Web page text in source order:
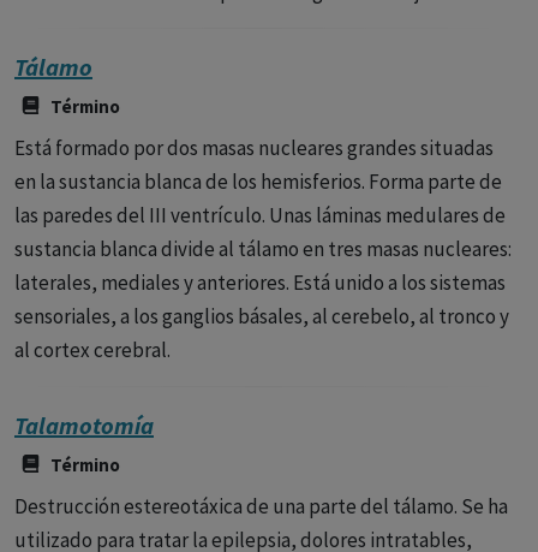
Tálamo
Término
Está formado por dos masas nucleares grandes situadas
en la sustancia blanca de los hemisferios. Forma parte de
las paredes del III ventrículo. Unas láminas medulares de
sustancia blanca divide al tálamo en tres masas nucleares:
laterales, mediales y anteriores. Está unido a los sistemas
sensoriales, a los ganglios básales, al cerebelo, al tronco y
al cortex cerebral.
Talamotomía
Término
Destrucción estereotáxica de una parte del tálamo. Se ha
utilizado para tratar la epilepsia, dolores intratables,